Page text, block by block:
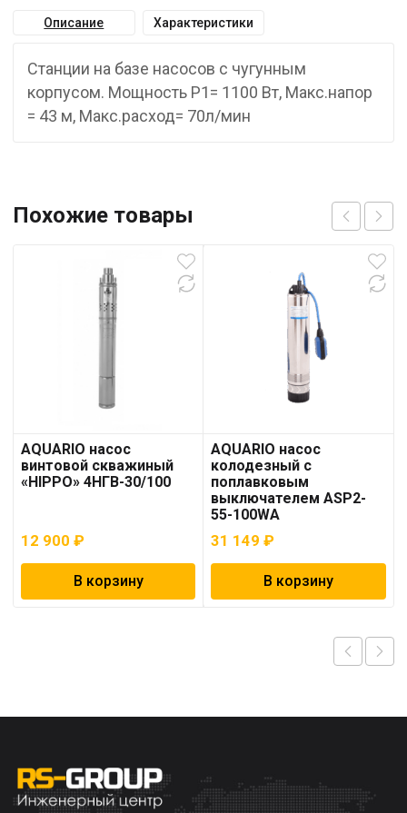
Описание Характеристики
Станции на базе насосов с чугунным
корпусом. Мощность P1= 1100 Вт, Макс.напор
= 43 м, Макс.расход= 70л/мин
Похожие товары
AQUARIO насос
винтовой скважиный
«HIPPO» 4НГВ-30/100
12 900 ₽
В корзину
AQUARIO насос
колодезный с
поплавковым
выключателем ASP2-
55-100WA
31 149₽
В корзину